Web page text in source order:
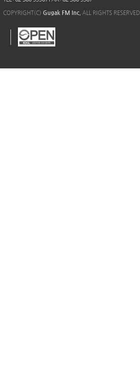
COPYRIGHT(C) Gugak FM Inc. ALL RIGHTS RESERVED.